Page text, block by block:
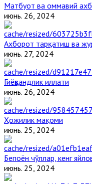
Матбуот ва оммавий
июнь. 26, 2024
Ахборот тарқатиш ва
июнь. 27, 2024
Гиёҳвандлик иллати
июнь. 26, 2024
Ҳожилик мақоми
июнь. 25, 2024
Бепоён чўллар, кенг
июнь. 25, 2024